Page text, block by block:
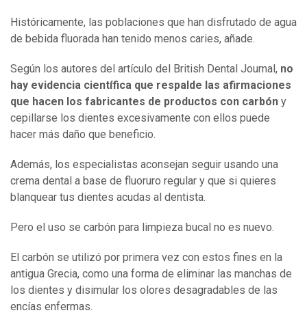
Históricamente, las poblaciones que han disfrutado de agua
de bebida fluorada han tenido menos caries, añade.
Según los autores del artículo del British Dental Journal, no
hay evidencia científica que respalde las afirmaciones
que hacen los fabricantes de productos con carbón y
cepillarse los dientes excesivamente con ellos puede
hacer más daño que beneficio.
Además, los especialistas aconsejan seguir usando una
crema dental a base de fluoruro regular y que si quieres
blanquear tus dientes acudas al dentista.
Pero el uso se carbón para limpieza bucal no es nuevo.
El carbón se utilizó por primera vez con estos fines en la
antigua Grecia, como una forma de eliminar las manchas de
los dientes y disimular los olores desagradables de las
encías enfermas.